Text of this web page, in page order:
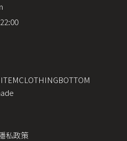
CLOTHINGBOTTOM
私政策